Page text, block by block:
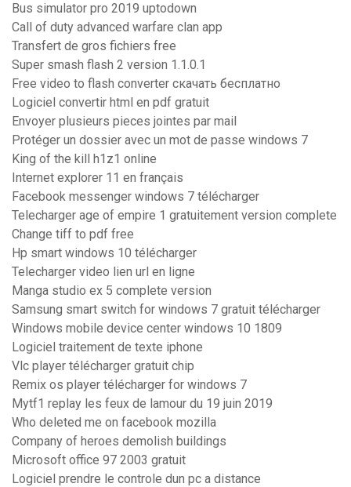
Bus simulator pro 2019 uptodown
Call of duty advanced warfare clan app
Transfert de gros fichiers free
Super smash flash 2 version 1.1.0.1
Free video to flash converter скачать бесплатно
Logiciel convertir html en pdf gratuit
Envoyer plusieurs pieces jointes par mail
Protéger un dossier avec un mot de passe windows 7
King of the kill h1z1 online
Internet explorer 11 en français
Facebook messenger windows 7 télécharger
Telecharger age of empire 1 gratuitement version complete
Change tiff to pdf free
Hp smart windows 10 télécharger
Telecharger video lien url en ligne
Manga studio ex 5 complete version
Samsung smart switch for windows 7 gratuit télécharger
Windows mobile device center windows 10 1809
Logiciel traitement de texte iphone
Vlc player télécharger gratuit chip
Remix os player télécharger for windows 7
Mytf1 replay les feux de lamour du 19 juin 2019
Who deleted me on facebook mozilla
Company of heroes demolish buildings
Microsoft office 97 2003 gratuit
Logiciel prendre le controle dun pc a distance